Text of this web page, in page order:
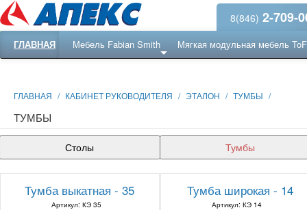
8(846) 2-709-
ГЛАВНАЯ Мебель Fabian Smith Мягкая модульная мебель
ГЛАВНАЯ / КАБИНЕТ РУКОВОДИТЕЛЯ / ЭТАЛОН / ТУМБЫ /
ТУМБЫ
Столы Тумбы
Тумба выкатная - 35
Артикул: КЭ 35
Тумба широкая - 14
Артикул: КЭ 14